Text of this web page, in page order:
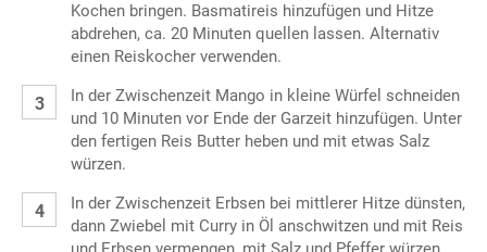
Kochen bringen. Basmatireis hinzufügen und Hitze
abdrehen, ca. 20 Minuten quellen lassen. Alternativ
einen Reiskocher verwenden.
In der Zwischenzeit Mango in kleine Würfel schneiden
und 10 Minuten vor Ende der Garzeit hinzufügen. Unter
den fertigen Reis Butter heben und mit etwas Salz
würzen.
In der Zwischenzeit Erbsen bei mittlerer Hitze dünsten,
dann Zwiebel mit Curry in Öl anschwitzen und mit Reis